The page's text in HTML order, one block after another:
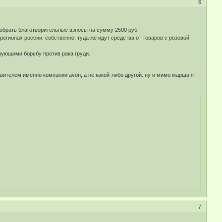
6
благотворительные взносы на сумму 2500 руб.
россии. собственно, туда же идут средства от товаров с розовой
борьбу против рака груди.
именно компании avon, а не какой-либо другой. ну и мимо марша я
7